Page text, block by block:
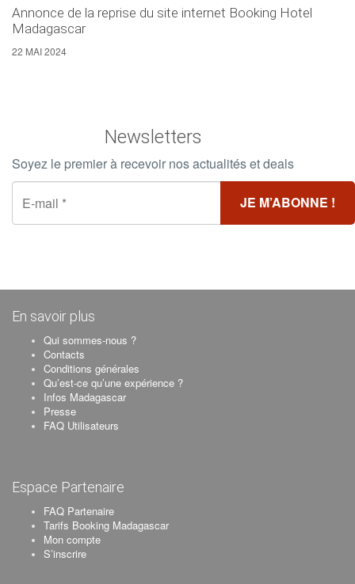
Annonce de la reprise du site internet Booking Hotel
Madagascar
22 MAI 2024
Newsletters
Soyez le premier à recevoir nos actualités et deals
En savoir plus
Qui sommes-nous ?
Contacts
Conditions générales
Qu’est-ce qu’une expérience ?
Infos Madagascar
Presse
FAQ Utilisateurs
Espace Partenaire
FAQ Partenaire
Tarifs Booking Madagascar
Mon compte
S’inscrire